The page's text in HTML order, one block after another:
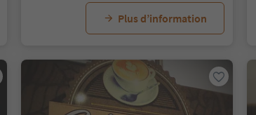
Plus d’information